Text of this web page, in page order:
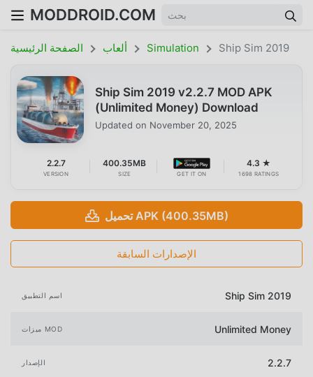
MODDROID.COM
الصفحة الرئيسية ألعاب Simulation Ship Sim 2019
Ship Sim 2019 v2.2.7 MOD APK
(Unlimited Money) Download
Updated on November 20, 2025
2.2.7
VERSION
400.35MB
SIZE GET IT ON
4.3 ★
1698 RATINGS
تحميل APK (400.35MB)
الإصدارات السابقة
اسم التطبيق Ship Sim 2019
ميزات MOD Unlimited Money
الإصدار 2.2.7